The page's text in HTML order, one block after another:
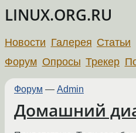
LINUX.ORG.RU
Новости Галерея Статьи
Форум Опросы Трекер
Форум — Admin
Домашний